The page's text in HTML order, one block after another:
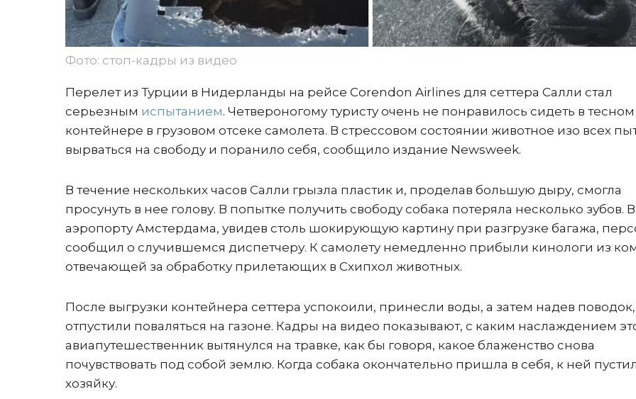
Фото: стоп-кадры из видео
Перелет из Турции в Нидерланды на рейсе Corendon Airlines для сеттера Салли стал
серьезным испытанием. Четвероногому туристу очень не понравилось сидеть в тесном
контейнере в грузовом отсеке самолета. В стрессовом состоянии животное изо всех
вырваться на свободу и поранило себя, сообщило издание Newsweek.
В течение нескольких часов Салли грызла пластик и, проделав большую дыру, смогла
просунуть в нее голову. В попытке получить свободу собака потеряла несколько зубов. В
аэропорту Амстердама, увидев столь шокирующую картину при разгрузке багажа,
сообщил о случившемся диспетчеру. К самолету немедленно прибыли кинологи из
отвечающей за обработку прилетающих в Схипхол животных.
После выгрузки контейнера сеттера успокоили, принесли воды, а затем надев поводок,
отпустили поваляться на газоне. Кадры на видео показывают, с каким наслаждением
авиапутешественник вытянулся на травке, как бы говоря, какое блаженство снова
почувствовать под собой землю. Когда собака окончательно пришла в себя, к ней
хозяйку.